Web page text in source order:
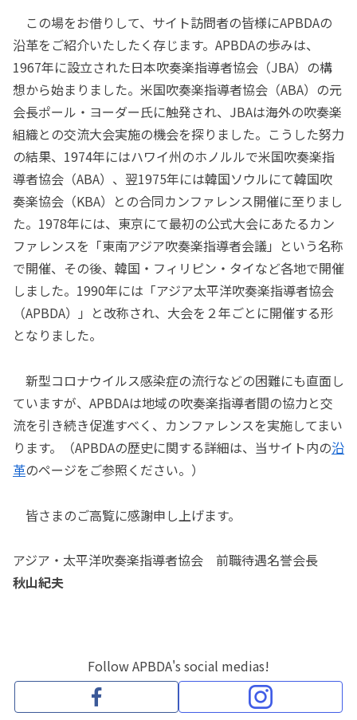
この場をお借りして、サイト訪問者の皆様にAPBDAの
沿革をご紹介いたしたく存じます。APBDAの歩みは、
1967年に設立された日本吹奏楽指導者協会（JBA）の構
想から始まりました。米国吹奏楽指導者協会（ABA）の元
会長ポール・ヨーダー氏に触発され、JBAは海外の吹奏楽
組織との交流大会実施の機会を探りました。こうした努力
の結果、1974年にはハワイ州のホノルルで米国吹奏楽指
導者協会（ABA）、翌1975年には韓国ソウルにて韓国吹
奏楽協会（KBA）との合同カンファレンス開催に至りまし
た。1978年には、東京にて最初の公式大会にあたるカン
ファレンスを「東南アジア吹奏楽指導者会議」という名称
で開催、その後、韓国・フィリピン・タイなど各地で開催
しました。1990年には「アジア太平洋吹奏楽指導者協会
（APBDA）」と改称され、大会を２年ごとに開催する形
となりました。
新型コロナウイルス感染症の流行などの困難にも直面し
ていますが、APBDAは地域の吹奏楽指導者間の協力と交
流を引き続き促進すべく、カンファレンスを実施してまい
ります。（APBDAの歴史に関する詳細は、当サイト内の沿
革のページをご参照ください。）
皆さまのご高覧に感謝申し上げます。
アジア・太平洋吹奏楽指導者協会 前職待遇名誉会長
秋山紀夫
Follow APBDA's social medias!